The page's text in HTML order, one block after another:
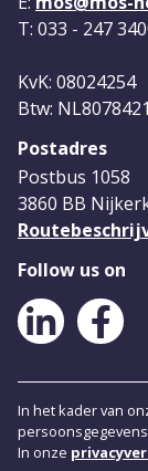
T: 033 - 247
KvK: 08024254
Btw:
Postadres
Postbus 1058
3860 BB
Follow us on
LinkedIn
In het kader van
In onze